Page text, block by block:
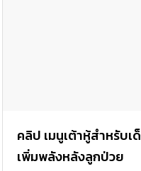
คลิป เมนูเต้าหู้สำหรับเ
เพิ่มพลังหลังลูกป่วย